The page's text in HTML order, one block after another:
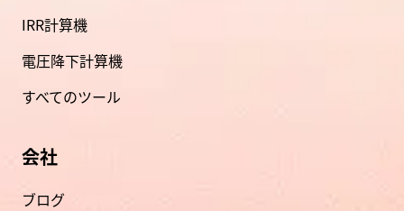
IRR計算機
電圧降下計算機
すべてのツール
会社
ブログ